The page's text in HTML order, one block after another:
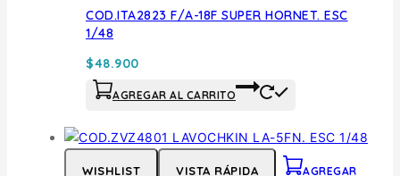
COD.ITA2823 F/A-18F SUPER HORNET. ESC
1/48
$48.900
AGREGAR AL CARRITO
WISHLIST VISTA RÁPIDA AGREGAR